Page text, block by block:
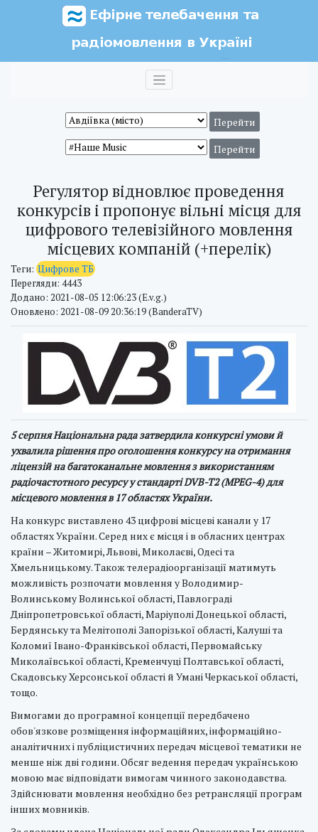
Регулятор відновлює проведення
конкурсів і пропонує вільні місця для
цифрового телевізійного мовлення
місцевих компаній (+перелік)
Теги: Цифрове ТБ
Перегляди: 4443
Додано: 2021-08-05 12:06:23 (E.v.g.)
Оновлено: 2021-08-09 20:36:19 (BanderaTV)
5 серпня Національна рада затвердила конкурсні умови й
ухвалила рішення про оголошення конкурсу на отримання
ліцензій на багатоканальне мовлення з використанням
радіочастотного ресурсу у стандарті DVB-T2 (MPEG-4) для
місцевого мовлення в 17 областях України.
На конкурс виставлено 43 цифрові місцеві канали у 17
областях України. Серед них є місця і в обласних центрах
країни – Житомирі, Львові, Миколаєві, Одесі та
Хмельницькому. Також телерадіоорганізації матимуть
можливість розпочати мовлення у Володимир-
Волинському Волинської області, Павлограді
Дніпропетровської області, Маріуполі Донецької області,
Бердянську та Мелітополі Запорізької області, Калуші та
Коломиї Івано-Франківської області, Первомайську
Миколаївської області, Кременчуці Полтавської області,
Скадовську Херсонської області й Умані Черкаської області,
тощо.
Вимогами до програмної концепції передбачено
обов'язкове розміщення інформаційних, інформаційно-
аналітичних і публіцистичних передач місцевої тематики не
менше ніж дві години. Обсяг ведення передач українською
мовою має відповідати вимогам чинного законодавства.
Здійснювати мовлення необхідно без ретрансляції програм
інших мовників.